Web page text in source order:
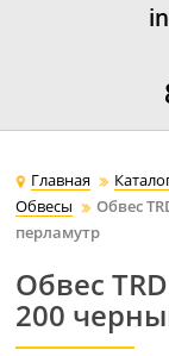
Главная
Обвесы
Обвес
перламутр
Обвес
200